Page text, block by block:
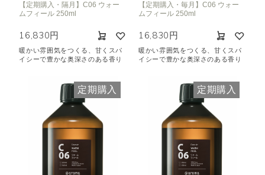
【定期購入・隔月】C06 ウォー
ムフィール 250ml
16,830円
暖かい雰囲気をつくる、甘くスパ
イシーで豊かな奥深さのある香り
【定期購入・毎月】C06 ウォー
ムフィール 250ml
16,830円
暖かい雰囲気をつくる、甘くスパ
イシーで豊かな奥深さのある香り
定期購入 定期購入